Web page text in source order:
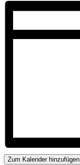
Zum Kalender hinzufügen